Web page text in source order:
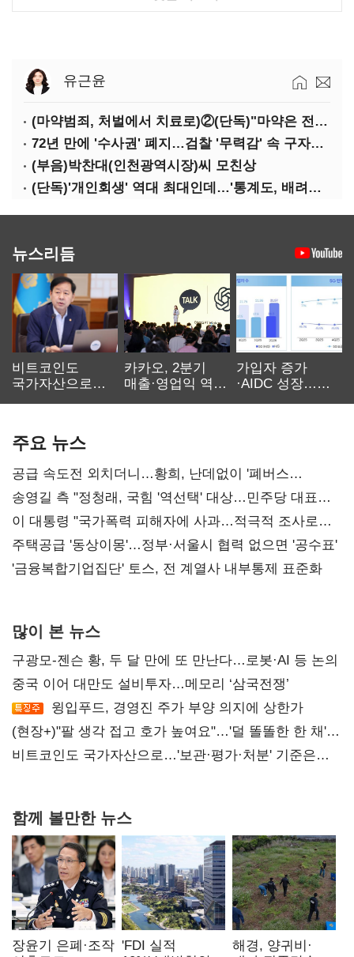
유근윤
(마약범죄, 처벌에서 치료로)②(단독)"마약은 전염병…여성 맞춤형 재활과정 개발 중"
72년 만에 '수사권' 폐지…검찰 '무력감' 속 구자현 사의
(부음)박찬대(인천광역시장)씨 모친상
(단독)'개인회생' 역대 최대인데…'통계도, 배려도' 없는 사법부
뉴스리듬
비트코인도
국가자산으로…'
카카오, 2분기
매출·영업익 역대
가입자 증가
·AIDC 성장…
주요 뉴스
공급 속도전 외치더니…황희, 난데없이 '폐버스
리모델링' 제안
송영길 측 "정청래, 국힘 '역선택' 대상…민주당 대표로
총선 지휘 못해"
이 대통령 "국가폭력 피해자에 사과…적극적 조사로
진실 밝혀야"
주택공급 '동상이몽'…정부·서울시 협력 없으면 '공수표'
'금융복합기업집단' 토스, 전 계열사 내부통제 표준화
많이 본 뉴스
구광모-젠슨 황, 두 달 만에 또 만난다…로봇·AI 등 논의
중국 이어 대만도 설비투자…메모리 ‘삼국전쟁’
윙입푸드, 경영진 주가 부양 의지에 상한가
(현장+)"팔 생각 접고 호가 높여요"…'덜 똘똘한 한 채'
20억 키맞추기
비트코인도 국가자산으로…'보관·평가·처분' 기준은
함께 볼만한 뉴스
장윤기 은폐·조작 'FDI 실적
해경, 양귀비·